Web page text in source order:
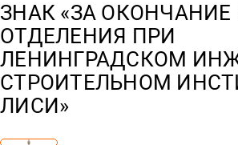
ЗНАК «ЗА ОКОНЧАНИЕ
ОТДЕЛЕНИЯ ПРИ
ЛЕНИНГРАДСКОМ
СТРОИТЕЛЬНОМ
ЛИСИ»